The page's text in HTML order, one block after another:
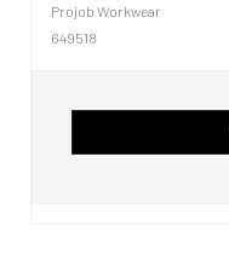
Projob Workwear
649518